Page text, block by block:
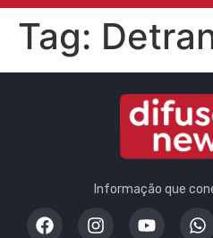
Tag:
Informação que